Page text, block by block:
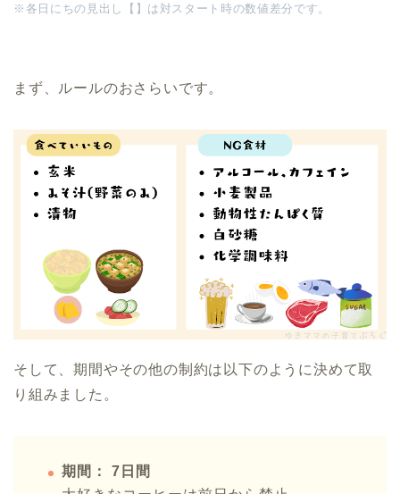
※各日にちの見出し【】は対スタート時の数値差分です。
まず、ルールのおさらいです。
そして、期間やその他の制約は以下のように決めて取
り組みました。
期間： 7日間